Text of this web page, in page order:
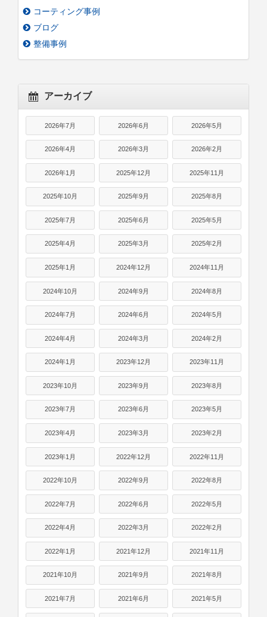
コーティング事例
ブログ
整備事例
アーカイブ
2026年7月 2026年6月 2026年5月
2026年4月 2026年3月 2026年2月
2026年1月 2025年12月 2025年11月
2025年10月 2025年9月 2025年8月
2025年7月 2025年6月 2025年5月
2025年4月 2025年3月 2025年2月
2025年1月 2024年12月 2024年11月
2024年10月 2024年9月 2024年8月
2024年7月 2024年6月 2024年5月
2024年4月 2024年3月 2024年2月
2024年1月 2023年12月 2023年11月
2023年10月 2023年9月 2023年8月
2023年7月 2023年6月 2023年5月
2023年4月 2023年3月 2023年2月
2023年1月 2022年12月 2022年11月
2022年10月 2022年9月 2022年8月
2022年7月 2022年6月 2022年5月
2022年4月 2022年3月 2022年2月
2022年1月 2021年12月 2021年11月
2021年10月 2021年9月 2021年8月
2021年7月 2021年6月 2021年5月